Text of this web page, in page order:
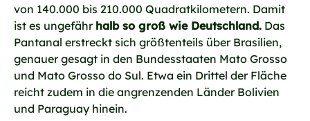
von 140.000 bis 210.000 Quadratkilometern. Damit
ist es ungefähr halb so groß wie Deutschland. Das
Pantanal erstreckt sich größtenteils über Brasilien,
genauer gesagt in den Bundesstaaten Mato Grosso
und Mato Grosso do Sul. Etwa ein Drittel der Fläche
reicht zudem in die angrenzenden Länder Bolivien
und Paraguay hinein.